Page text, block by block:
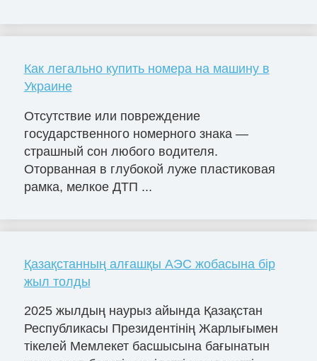
Как легально купить номера на машину в
Украине
Отсутствие или повреждение
государственного номерного знака —
страшный сон любого водителя.
Оторванная в глубокой луже пластиковая
рамка, мелкое ДТП ...
Қазақстанның алғашқы АЭС жобасына бір
жыл толды
2025 жылдың наурыз айында Қазақстан
Республикасы Президентінің Жарлығымен
тікелей Мемлекет басшысына бағынатын